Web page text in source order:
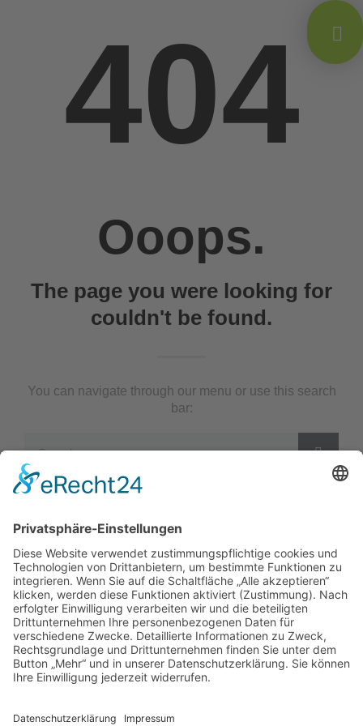
404
Ooops.
The page you were looking for
couldn't be found.
You can navigate through our menu or use this search
bar:
Impressum Datenschutzerklärung
Startseite Ziele
Im Rat
Im Verein